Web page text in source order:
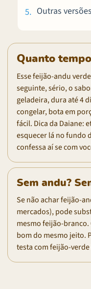
Outras
Quanto
Esse feijão-andu
seguinte, sério, o
geladeira, dura até 4
congelar, bota em
fácil. Dica da Daiane:
esquecer lá no fundo
confessa aí se com
Sem andu?
Se não achar feijão-
mercados), pode
mesmo feijão-branco.
bom do mesmo jeito.
testa com feijão-